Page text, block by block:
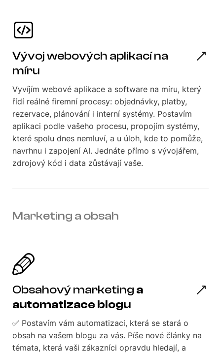
Vývoj webových aplikací na
míru
Vyvíjím webové aplikace a software na míru, který
řídí reálné firemní procesy: objednávky, platby,
rezervace, plánování i interní systémy. Postavím
aplikaci podle vašeho procesu, propojím systémy,
které spolu dnes nemluví, a u úloh, kde to pomůže,
navrhnu i zapojení AI. Jednáte přímo s vývojářem,
zdrojový kód i data zůstávají vaše.
Marketing a obsah
Obsahový marketing a
automatizace blogu
✅ Postavím vám automatizaci, která se stará o
obsah na vašem blogu za vás. Píše nové články na
témata, která vaši zákazníci opravdu hledají, a